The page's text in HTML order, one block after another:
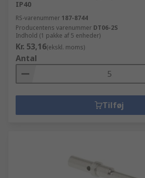
IP40
RS-varenummer 187-8744
Producentens varenummer DT06-2S
Indhold (1 pakke af 5 enheder)
Kr. 53,16(ekskl. moms)
Antal
Tilføj